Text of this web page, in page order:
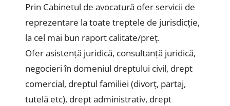
Prin Cabinetul de avocatură ofer servicii de
reprezentare la toate treptele de jurisdicție,
la cel mai bun raport calitate/preț.
Ofer asistență juridică, consultanță juridică,
negocieri în domeniul dreptului civil, drept
comercial, dreptul familiei (divorț, partaj,
tutelă etc), drept administrativ, drept